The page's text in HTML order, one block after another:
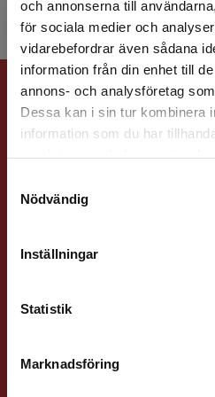
och annonserna till
för sociala medier och
vidarebefordrar även sådana
information från din enhet till
annons- och analysföretag
Dessa kan i sin tur kombinera
information som du har
Nödvändig
Inställningar
Statistik
Marknadsföring
Begränsad
Det verkar som att du
studentlitteratur.se via en
Vi erbjuder inte
att kunna slutföra ett köp